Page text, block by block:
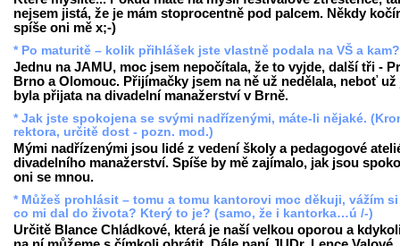
nejsem jistá, že je mám stoprocentně pod palcem. Někdy
spíše oni mě x;-)
* Po maturitě – kolik přihlášek jste vlastně podala na VŠ a kam?
Jednu na JAMU, moc jsem nepočítala, že to vyjde, další tři -
Brno a Olomouc. Přijímačky jsem na ně už nedělala, neboť už
byla přijata na divadelní manažerství v Brně.
* Jak jste spokojena se svými nadřízenými, máte-li nějaké.
rektora, určitě dost - pozn. mod.)
Mými nadřízenými jsou lidé z vedení školy a pedagogové
divadelního manažerství. Spíše by mě zajímalo, jak jsou
oni se mnou.
* Můžeš prohlásit – tomu a tomu kantorovi moc děkuji, vážím
co mi dal do života? Který to je? (samo, že i kantorka…ú /-)
Určitě Blance Chládkové, která je naší velkou oporou a